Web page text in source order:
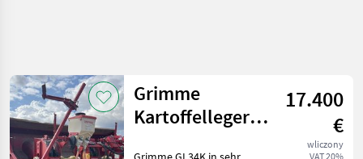
Kategoria 3 Kraj Filtry
AKTUALNA
Pokaż 19
Grimme
Kartoffelleger
17.400
€
wliczony
VAT 20%